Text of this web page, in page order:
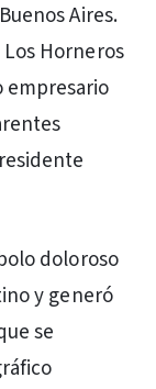
Aires.
Horneros
empresario
doloroso
y generó
se